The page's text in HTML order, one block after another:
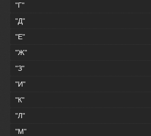
"Г"
"Д"
"Е"
"Ж"
"З"
"И"
"К"
"Л"
"М"